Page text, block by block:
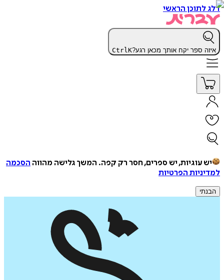
דלג לתוכן הראשי
איזה ספר יקח אותך מכאן רגע? CtrlK
יש עוגיות, יש ספרים, חסר רק קפה. המשך גלישה מהווה הסכמה
למדיניות הפרטיות
הבנתי